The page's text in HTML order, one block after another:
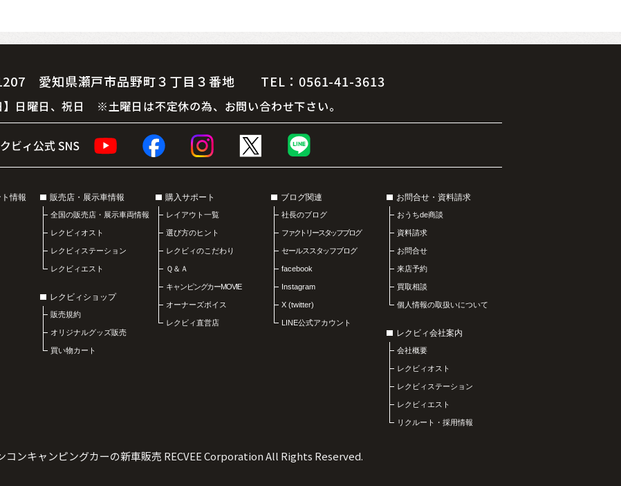
愛知県瀬戸市品野町３丁目３番地 TEL：0561-41-3613
日曜日、祝日 ※土曜日は不定休の為、お問い合わせ下さい。
情報 販売店・展示車情報
全国の販売店・展示車両情報
レクビィオスト
レクビィステーション
レクビィエスト
レクビィショップ
販売規約
オリジナルグッズ販売
買い物カート
購入サポート
レイアウト一覧
選び方のヒント
レクビィのこだわり
Ｑ＆Ａ
キャンピングカーMOVIE
オーナーズボイス
レクビィ直営店
ブログ関連
社長のブログ
ファクトリースタッフブログ
セールススタッフブログ
facebook
Instagram
X (twitter)
LINE公式アカウント
お問合せ・資料請求
おうちde商談
資料請求
お問合せ
来店予約
買取相談
個人情報の取扱いについて
レクビィ会社案内
会社概要
レクビィオスト
レクビィステーション
レクビィエスト
リクルート・採用情報
コンキャンピングカーの新車販売 RECVEE Corporation All Rights Reserved.